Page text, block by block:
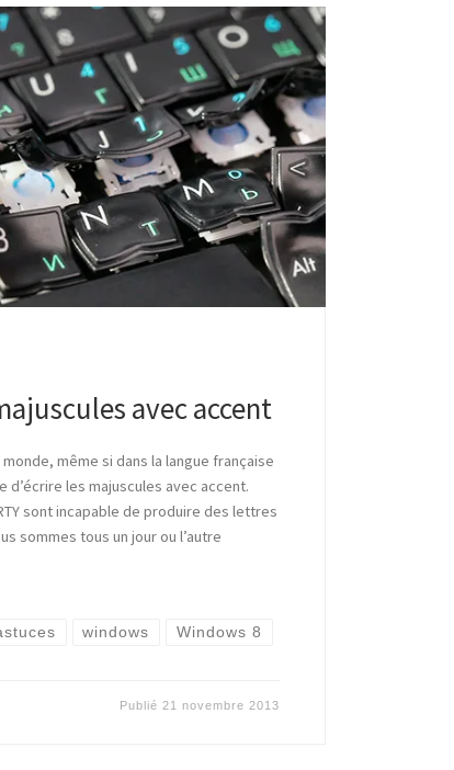
avec accent
même si dans la langue française
les majuscules avec accent.
sont incapable de produire des lettres
sommes tous un jour ou l’autre
windows Windows 8
Publié 21 novembre 2013